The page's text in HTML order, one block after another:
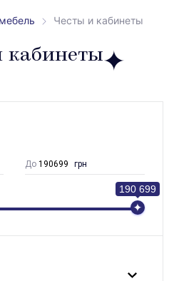
Честы и кабинеты
кабинеты
До грн
190 699